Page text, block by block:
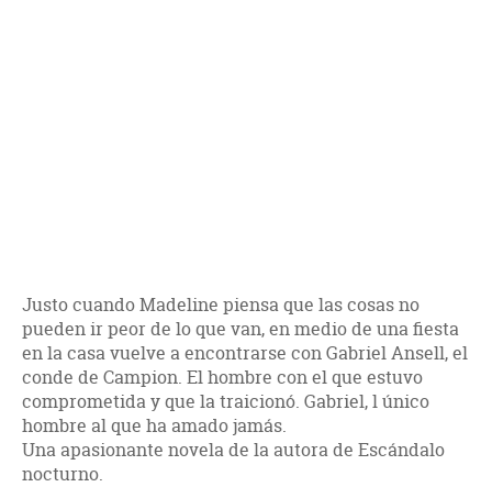
Justo cuando Madeline piensa que las cosas no
pueden ir peor de lo que van, en medio de una fiesta
en la casa vuelve a encontrarse con Gabriel Ansell, el
conde de Campion. El hombre con el que estuvo
comprometida y que la traicionó. Gabriel, l único
hombre al que ha amado jamás.
Una apasionante novela de la autora de Escándalo
nocturno.